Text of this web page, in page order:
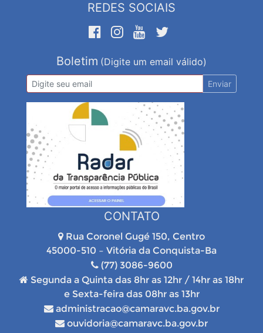
REDES SOCIAIS
Boletim (Digite um email válido)
Enviar
CONTATO
Rua Coronel Gugé 150, Centro
45000-510 – Vitória da Conquista-Ba
(77) 3086-9600
Segunda a Quinta das 8hr as 12hr / 14hr as 18hr
e Sexta-feira das 08hr as 13hr
administracao@camaravc.ba.gov.br
ouvidoria@camaravc.ba.gov.br